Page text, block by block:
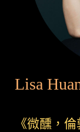
Lisa
《微醺，